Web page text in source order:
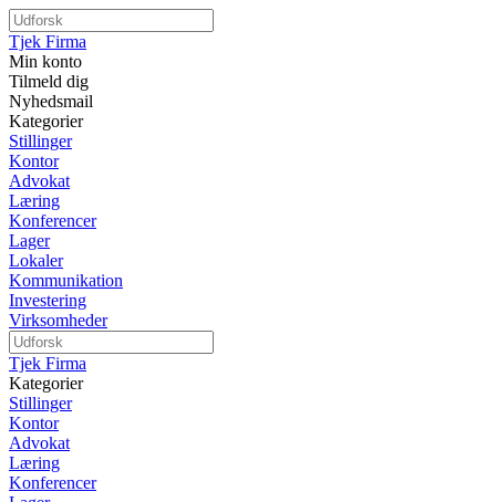
Tjek Firma
Min konto
Tilmeld dig
Nyhedsmail
Kategorier
Stillinger
Kontor
Advokat
Læring
Konferencer
Lager
Lokaler
Kommunikation
Investering
Virksomheder
Tjek Firma
Kategorier
Stillinger
Kontor
Advokat
Læring
Konferencer